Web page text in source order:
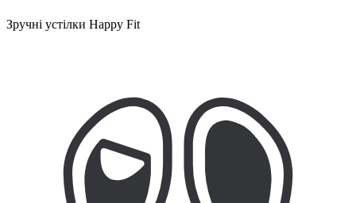
Зручні устілки Happy Fit